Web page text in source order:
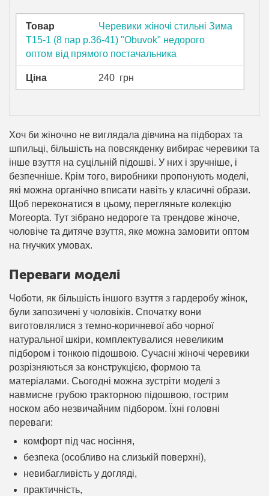
Товар
Черевики жіночі стильні Зима
T15-1 (8 пар р.36-41) "Obuvok" недорого
оптом від прямого постачальника
Ціна 240 грн
Хоч би жіночно не виглядала дівчина на підборах та
шпильці, більшість на повсякденку вибирає черевики та
інше взуття на суцільній підошві. У них і зручніше, і
безпечніше. Крім того, виробники пропонують моделі,
які можна органічно вписати навіть у класичні образи.
Щоб переконатися в цьому, перегляньте колекцію
Moreopta. Тут зібрано недороге та трендове жіноче,
чоловіче та дитяче взуття, яке можна замовити оптом
на гнучких умовах.
Переваги моделі
Чоботи, як більшість іншого взуття з гардеробу жінок,
були запозичені у чоловіків. Спочатку вони
виготовлялися з темно-коричневої або чорної
натуральної шкіри, комплектувалися невеликим
підбором і тонкою підошвою. Сучасні жіночі черевики
розрізняються за конструкцією, формою та
матеріалами. Сьогодні можна зустріти моделі з
навмисне грубою тракторною підошвою, гострим
носком або незвичайним підбором. Їхні головні
переваги:
комфорт під час носіння,
безпека (особливо на слизькій поверхні),
невибагливість у догляді,
практичність,